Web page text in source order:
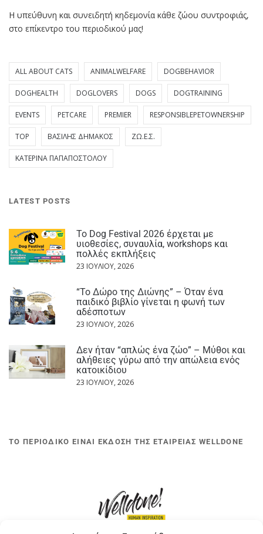
Η υπεύθυνη και συνειδητή κηδεμονία κάθε ζώου συντροφιάς,
στο επίκεντρο του περιοδικού μας!
ALL ABOUT CATS ANIMALWELFARE DOGBEHAVIOR
DOGHEALTH DOGLOVERS DOGS DOGTRAINING
EVENTS PETCARE PREMIER RESPONSIBLEPETOWNERSHIP
TOP ΒΑΣΊΛΗΣ ΔΗΜΆΚΟΣ ΖΩ.Ε.Σ.
ΚΑΤΕΡΊΝΑ ΠΑΠΑΠΟΣΤΌΛΟΥ
LATEST POSTS
Το Dog Festival 2026 έρχεται με
υιοθεσίες, συναυλία, workshops και
πολλές εκπλήξεις
23 ΙΟΥΛΊΟΥ, 2026
“Το Δώρο της Διώνης” – Όταν ένα
παιδικό βιβλίο γίνεται η φωνή των
αδέσποτων
23 ΙΟΥΛΊΟΥ, 2026
Δεν ήταν “απλώς ένα ζώο” – Μύθοι και
αλήθειες γύρω από την απώλεια ενός
κατοικίδιου
23 ΙΟΥΛΊΟΥ, 2026
ΤΟ ΠΕΡΙΟΔΙΚΟ ΕΙΝΑΙ ΕΚΔΟΣΗ ΤΗΣ ΕΤΑΙΡΕΙΑΣ WELLDONE